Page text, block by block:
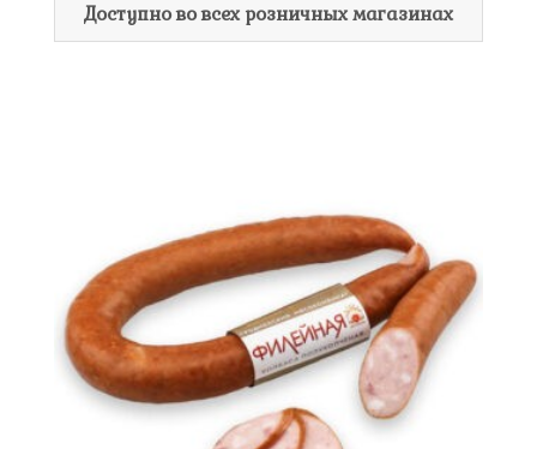
Доступно во всех розничных магазинах